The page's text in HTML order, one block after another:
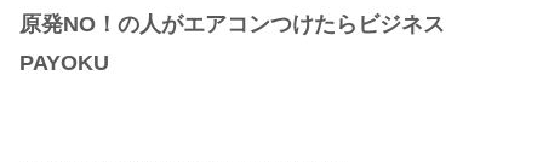
原発NO！の人がエアコンつけたらビジネス
PAYOKU